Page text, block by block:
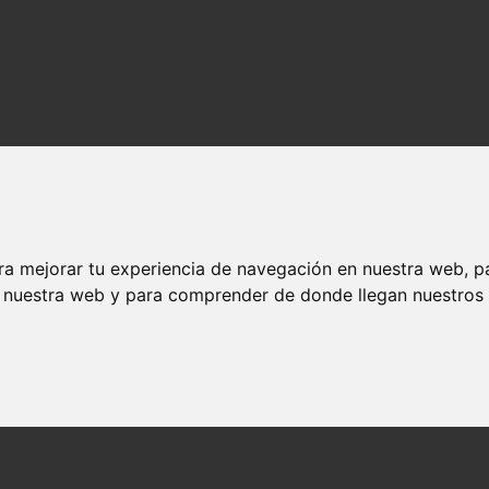
mejorar tu experiencia de navegación en nuestra web,
web y para comprender de donde llegan